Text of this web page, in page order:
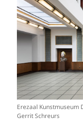
Erezaal Kunstmuseum
Gerrit Schreurs